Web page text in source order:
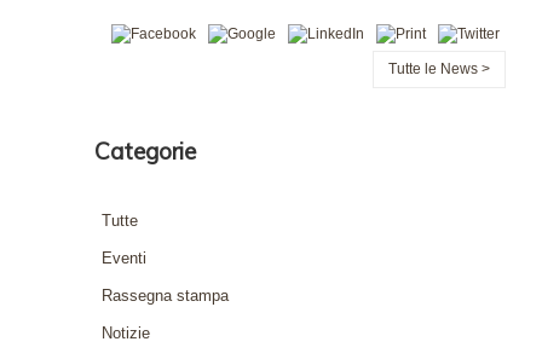
Tutte le News >
Categorie
Tutte
Eventi
Rassegna stampa
Notizie